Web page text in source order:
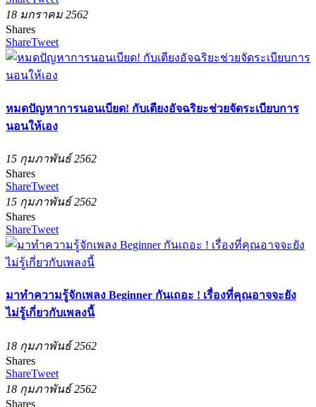
18 มกราคม 2562
Shares
ShareTweet
หมดปัญหาการนอนเบียด! กับเตียงอัจฉริยะช่วยจัดระเบียบการ
นอนให้เอง
15 กุมภาพันธ์ 2562
Shares
ShareTweet
15 กุมภาพันธ์ 2562
Shares
ShareTweet
มาทำความรู้จักเพลง Beginner กันเถอะ ! เรื่องที่คุณอาจจะยัง
ไม่รู้เกี่ยวกับเพลงนี้
18 กุมภาพันธ์ 2562
Shares
ShareTweet
18 กุมภาพันธ์ 2562
Shares